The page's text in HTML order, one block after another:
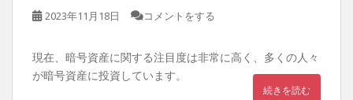
2023年11月18日 コメントをする
現在、暗号資産に関する注目度は非常に高く、多くの人々
が暗号資産に投資しています。
続きを読む